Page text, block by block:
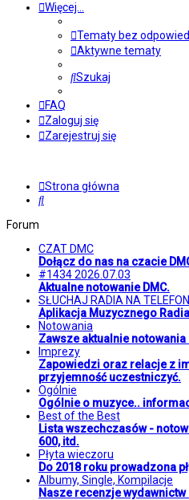
Więcej…
Tematy bez
Aktywne tematy
Szukaj
FAQ
Zaloguj się
Zarejestruj się
Strona główna
Szukaj
Forum
CZAT DMC
Dołącz do nas na czacie
#1434 2026.07.03
Aktualne notowanie DMC.
SŁUCHAJ RADIA NA
Aplikacja Muzycznego
Notowania
Zawsze aktualnie notowania
Imprezy
Zapowiedzi oraz relacje z
przyjemność uczestniczyć.
Ogólnie
Ogólnie o muzyce..
Best of the Best
Lista wszechczasów -
600, itd.
Płyta wieczoru
Do 2018 roku prowadzona
Albumy, Single, Kompilacje
Nasze recenzje